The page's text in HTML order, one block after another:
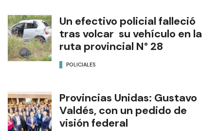
Un efectivo policial falleció
tras volcar su vehículo en la
ruta provincial N° 28
POLICIALES
Provincias Unidas: Gustavo
Valdés, con un pedido de
visión federal